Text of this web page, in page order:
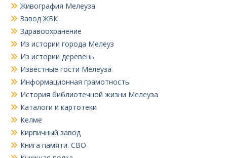
Живография Мелеуза
Завод ЖБК
Здравоохранение
Из истории города Мелеуз
Из истории деревень
Известные гости Мелеуза
Информационная грамотность
История библиотечной жизни Мелеуза
Каталоги и картотеки
Келме
Кирпичный завод
Книга памяти. СВО